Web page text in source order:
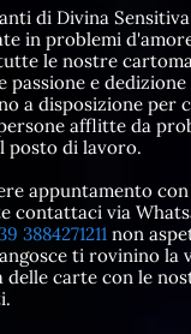
di Divina
in problemi
le nostre
passione e
a disposizione per
afflitte da
posto di lavoro.
appuntamento
contattaci via
3884271211non
ti rovinino la
delle carte con le